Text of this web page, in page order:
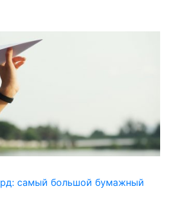
самый большой бумажный